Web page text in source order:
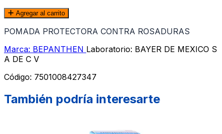
Agregar al carrito
POMADA PROTECTORA CONTRA ROSADURAS
Marca: BEPANTHEN Laboratorio: BAYER DE MEXICO S
A DE C V
Código: 7501008427347
También podría interesarte